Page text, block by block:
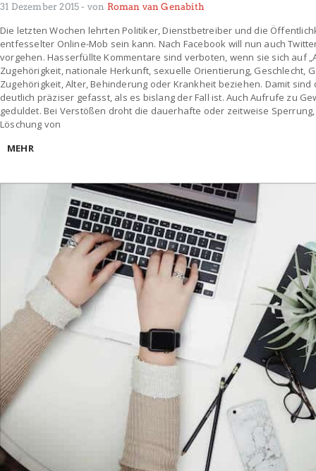
31 Dezember 2015 - von Roman van Genabith
Die letzten Wochen lehrten Politiker, Dienstbetreiber und die
entfesselter Online-Mob sein kann. Nach Facebook will nun auch
vorgehen. Hasserfüllte Kommentare sind verboten, wenn sie sich auf
Zugehörigkeit, nationale Herkunft, sexuelle Orientierung, Geschlecht,
Zugehörigkeit, Alter, Behinderung oder Krankheit beziehen. Damit sind
deutlich präziser gefasst, als es bislang der Fall ist. Auch Aufrufe zu
geduldet. Bei Verstößen droht die dauerhafte oder zeitweise
Löschung von
MEHR